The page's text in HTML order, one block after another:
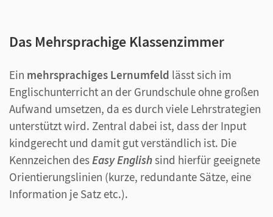
Das Mehrsprachige Klassenzimmer
Ein mehrsprachiges Lernumfeld lässt sich im
Englischunterricht an der Grundschule ohne großen
Aufwand umsetzen, da es durch viele Lehrstrategien
unterstützt wird. Zentral dabei ist, dass der Input
kindgerecht und damit gut verständlich ist. Die
Kennzeichen desEasy Englishsind hierfür geeignete
Orientierungslinien (kurze, redundante Sätze, eine
Information je Satz etc.).